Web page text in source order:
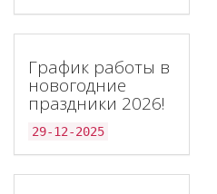
График работы в
новогодние
праздники 2026!
29-12-2025